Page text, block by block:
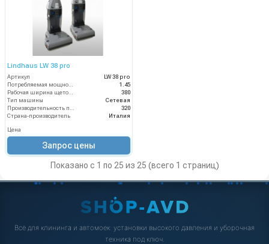
Lindhaus LW 38 pro
Артикул
LW 38 pro
1.45
380
Тип машины
Сетевая
320
Страна-производитель
Италия
Цена
Запрос цены
Показано с 1 по 25 из 25 (всего 1 страниц)
Всё для клининга и автомоек: установки высокого давления и уборочная
техника под ключ.